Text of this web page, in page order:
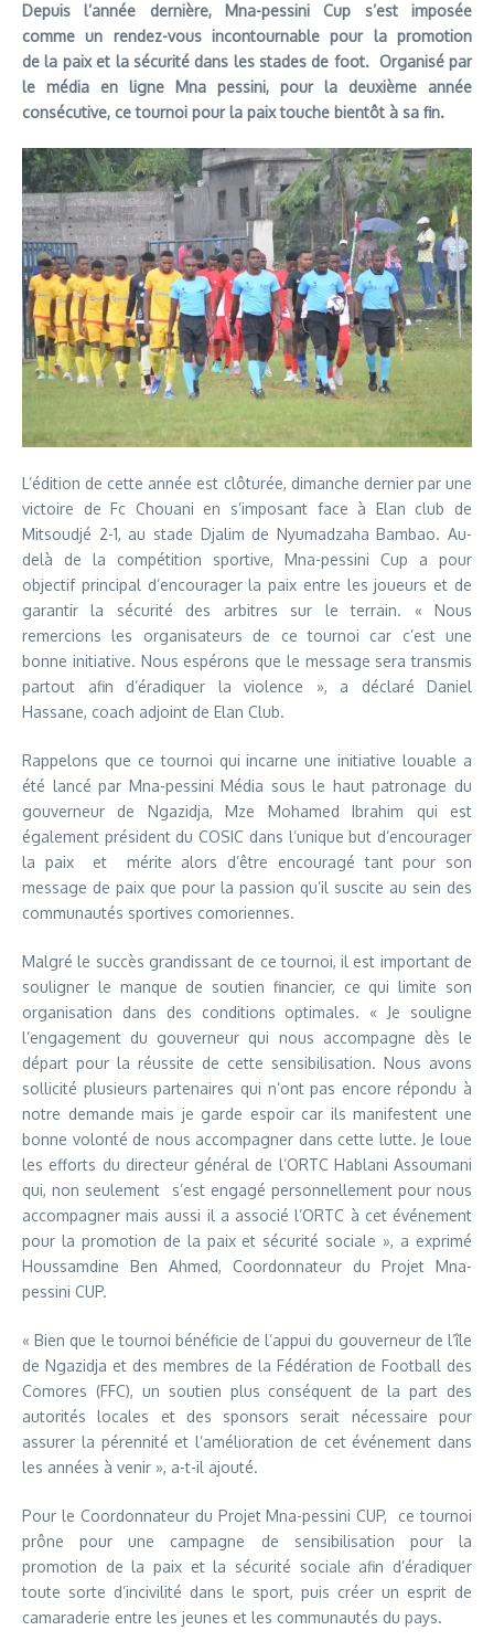
Depuis l’année dernière, Mna-pessini Cup s’est imposée
comme un rendez-vous incontournable pour la promotion
de la paix et la sécurité dans les stades de foot. Organisé par
le média en ligne Mna pessini, pour la deuxième année
consécutive, ce tournoi pour la paix touche bientôt à sa fin.
L’édition de cette année est clôturée, dimanche dernier par une
victoire de Fc Chouani en s’imposant face à Elan club de
Mitsoudjé 2-1, au stade Djalim de Nyumadzaha Bambao. Au-
delà de la compétition sportive, Mna-pessini Cup a pour
objectif principal d’encourager la paix entre les joueurs et de
garantir la sécurité des arbitres sur le terrain. « Nous
remercions les organisateurs de ce tournoi car c’est une
bonne initiative. Nous espérons que le message sera transmis
partout afin d’éradiquer la violence », a déclaré Daniel
Hassane, coach adjoint de Elan Club.
Rappelons que ce tournoi qui incarne une initiative louable a
été lancé par Mna-pessini Média sous le haut patronage du
gouverneur de Ngazidja, Mze Mohamed Ibrahim qui est
également président du COSIC dans l’unique but d’encourager
la paix et mérite alors d’être encouragé tant pour son
message de paix que pour la passion qu’il suscite au sein des
communautés sportives comoriennes.
Malgré le succès grandissant de ce tournoi, il est important de
souligner le manque de soutien financier, ce qui limite son
organisation dans des conditions optimales. « Je souligne
l’engagement du gouverneur qui nous accompagne dès le
départ pour la réussite de cette sensibilisation. Nous avons
sollicité plusieurs partenaires qui n’ont pas encore répondu à
notre demande mais je garde espoir car ils manifestent une
bonne volonté de nous accompagner dans cette lutte. Je loue
les efforts du directeur général de l’ORTC Hablani Assoumani
qui, non seulement s’est engagé personnellement pour nous
accompagner mais aussi il a associé l’ORTC à cet événement
pour la promotion de la paix et sécurité sociale », a exprimé
Houssamdine Ben Ahmed, Coordonnateur du Projet Mna-
pessini CUP.
« Bien que le tournoi bénéficie de l’appui du gouverneur de l’île
de Ngazidja et des membres de la Fédération de Football des
Comores (FFC), un soutien plus conséquent de la part des
autorités locales et des sponsors serait nécessaire pour
assurer la pérennité et l’amélioration de cet événement dans
les années à venir », a-t-il ajouté.
Pour le Coordonnateur du Projet Mna-pessini CUP, ce tournoi
prône pour une campagne de sensibilisation pour la
promotion de la paix et la sécurité sociale afin d’éradiquer
toute sorte d’incivilité dans le sport, puis créer un esprit de
camaraderie entre les jeunes et les communautés du pays.